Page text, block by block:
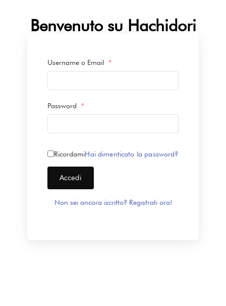
Benvenuto su Hachidori
Username o Email *
Password *
RicordamiHai dimenticato la password?
Accedi
Non sei ancora iscritto? Registrati ora!